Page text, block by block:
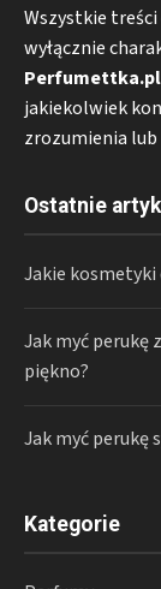
Wszystkie
wyłącznie
Perfumettka.pl
jakiekolwiek
zrozumienia
Ostatnie
Jakie kosmetyki
Jak myć perukę
piękno?
Jak myć perukę
Kategorie